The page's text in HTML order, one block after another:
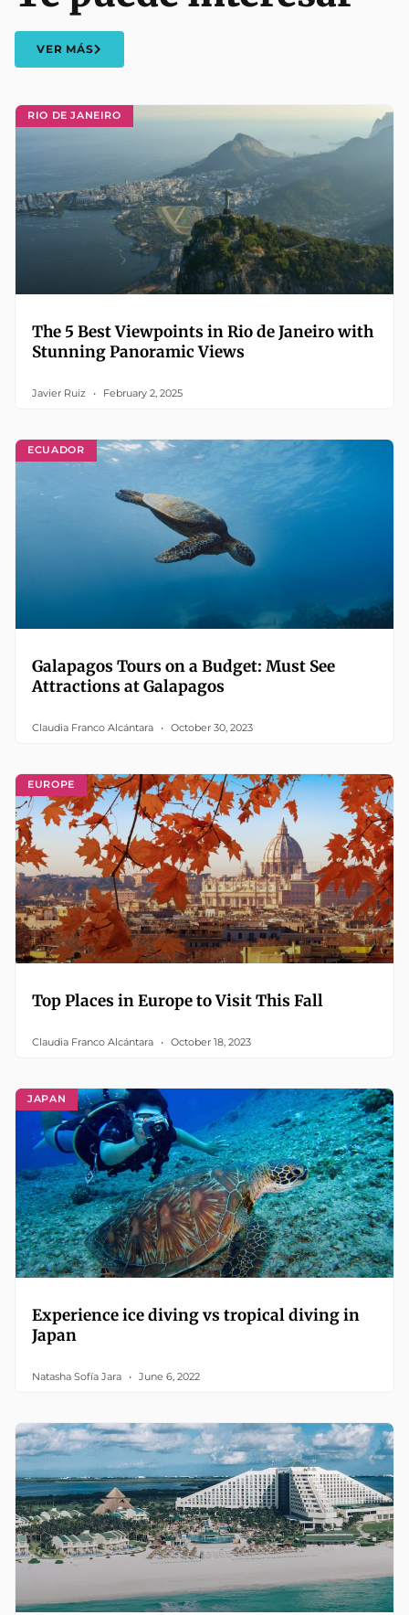
RIO DE JANEIRO
The 5 Best Viewpoints in Rio de Janeiro with
Stunning Panoramic Views
Javier Ruiz February 2, 2025
ECUADOR
Galapagos Tours on a Budget: Must See
Attractions at Galapagos
Claudia Franco Alcántara October 30, 2023
EUROPE
Top Places in Europe to Visit This Fall
Claudia Franco Alcántara October 18, 2023
VER MÁS
JAPAN
Experience ice diving vs tropical diving in
Japan
Natasha Sofía Jara June 6, 2022